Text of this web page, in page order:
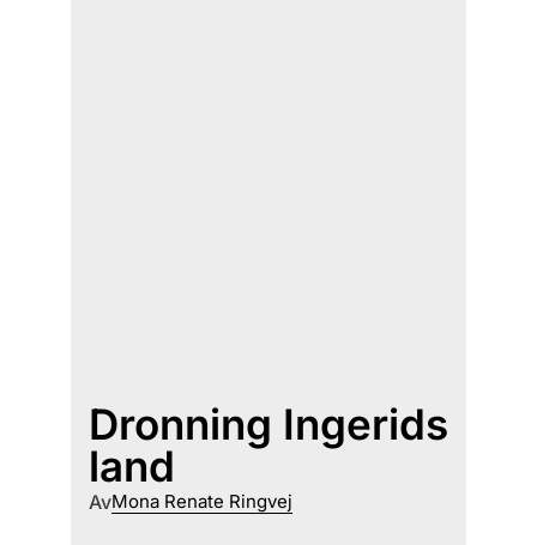
Dronning Ingerids
land
AvMona Renate Ringvej